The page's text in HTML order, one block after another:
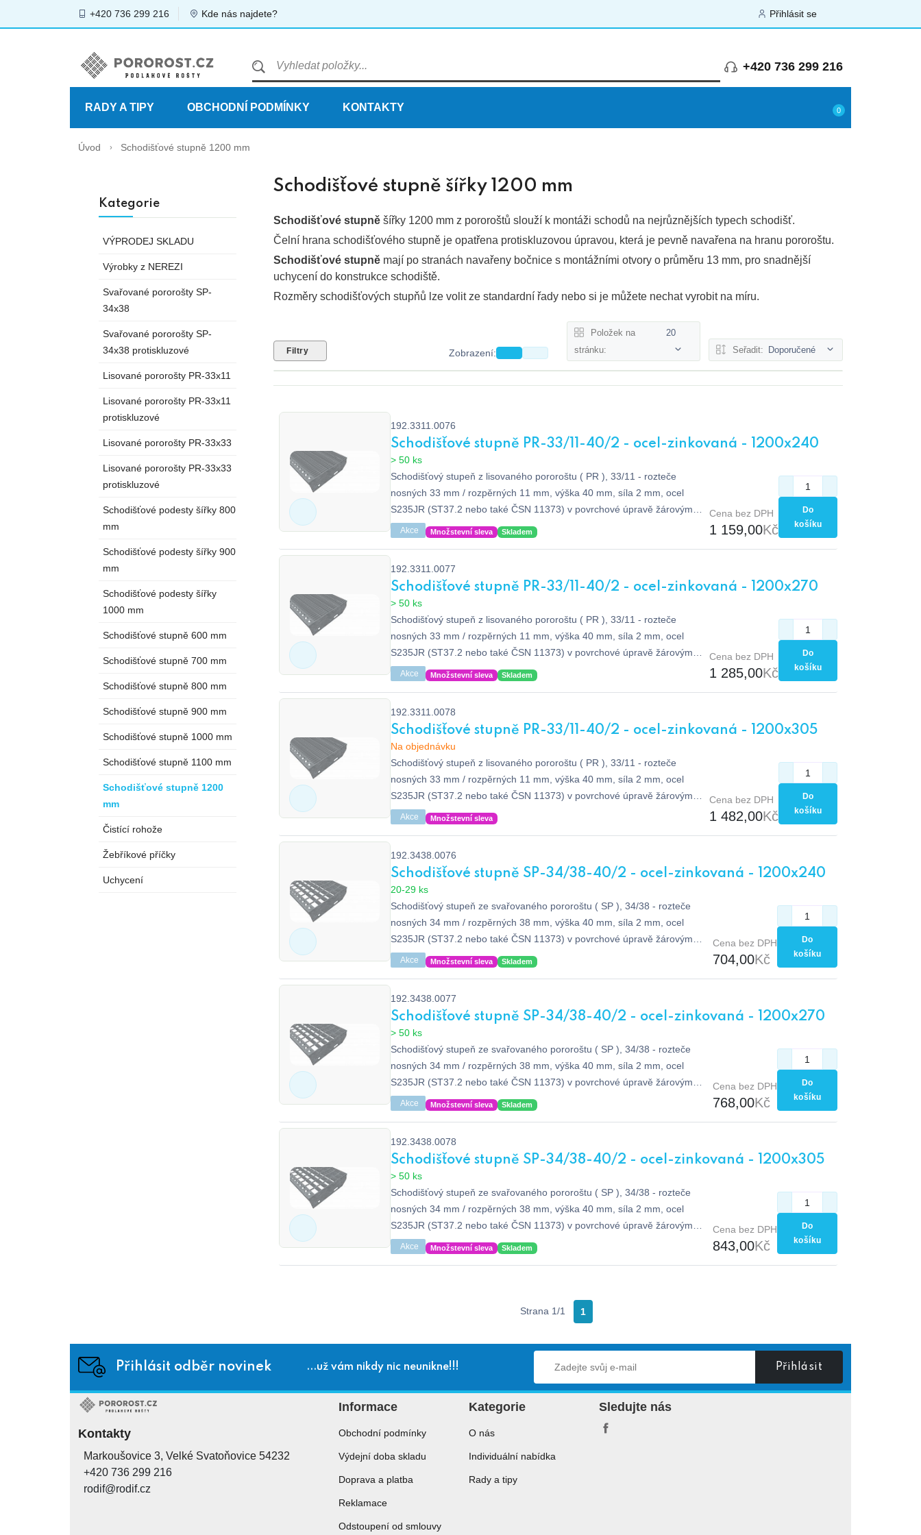
+420 736 299 216 Kde nás najdete? Přihlásit se
+420 736 299 216
RADY A TIPY OBCHODNÍ PODMÍNKY KONTAKTY 0
Úvod Schodišťové stupně 1200 mm
Schodišťové stupně šířky 1200 mm
Schodišťové stupně šířky 1200 mm z pororoštů slouží k montáži schodů na nejrůznějších typech schodišť.
Čelní hrana schodišťového stupně je opatřena protiskluzovou úpravou, která je pevně navařena na hranu pororoštu.
Schodišťové stupně mají po stranách navařeny bočnice s montážními otvory o průměru 13 mm, pro snadnější
uchycení do konstrukce schodiště.
Rozměry schodišťových stupňů lze volit ze standardní řady nebo si je můžete nechat vyrobit na míru.
Filtry Zobrazení:
Položek na
stránku:
20
Seřadit:
Doporučené
192.3311.0076
Schodišťové stupně PR-33/11-40/2 - ocel-zinkovaná - 1200x240
> 50 ks
Schodišťový stupeň z lisovaného pororoštu ( PR ), 33/11 - rozteče
nosných 33 mm / rozpěrných 11 mm, výška 40 mm, síla 2 mm, ocel
S235JR (ST37.2 nebo také ČSN 11373) v povrchové úpravě žárovým
zinkováním dle EN ISO 1461, bez protiskluzu.
Akce Množstevní sleva Skladem
Cena bez DPH
1 159,00Kč
Do
košíku
192.3311.0077
Schodišťové stupně PR-33/11-40/2 - ocel-zinkovaná - 1200x270
> 50 ks
Schodišťový stupeň z lisovaného pororoštu ( PR ), 33/11 - rozteče
nosných 33 mm / rozpěrných 11 mm, výška 40 mm, síla 2 mm, ocel
S235JR (ST37.2 nebo také ČSN 11373) v povrchové úpravě žárovým
zinkováním dle EN ISO 1461, bez protiskluzu.
Akce Množstevní sleva Skladem
Cena bez DPH
1 285,00Kč
Do
košíku
192.3311.0078
Schodišťové stupně PR-33/11-40/2 - ocel-zinkovaná - 1200x305
Na objednávku
Schodišťový stupeň z lisovaného pororoštu ( PR ), 33/11 - rozteče
nosných 33 mm / rozpěrných 11 mm, výška 40 mm, síla 2 mm, ocel
S235JR (ST37.2 nebo také ČSN 11373) v povrchové úpravě žárovým
zinkováním dle EN ISO 1461, bez protiskluzu.
Akce Množstevní sleva
Cena bez DPH
1 482,00Kč
Do
košíku
192.3438.0076
Schodišťové stupně SP-34/38-40/2 - ocel-zinkovaná - 1200x240
20-29 ks
Schodišťový stupeň ze svařovaného pororoštu ( SP ), 34/38 - rozteče
nosných 34 mm / rozpěrných 38 mm, výška 40 mm, síla 2 mm, ocel
S235JR (ST37.2 nebo také ČSN 11373) v povrchové úpravě žárovým
zinkováním dle EN ISO 1461, bez protiskluzu.
Akce Množstevní sleva Skladem
Cena bez DPH
704,00Kč
Do
košíku
192.3438.0077
Schodišťové stupně SP-34/38-40/2 - ocel-zinkovaná - 1200x270
> 50 ks
Schodišťový stupeň ze svařovaného pororoštu ( SP ), 34/38 - rozteče
nosných 34 mm / rozpěrných 38 mm, výška 40 mm, síla 2 mm, ocel
S235JR (ST37.2 nebo také ČSN 11373) v povrchové úpravě žárovým
zinkováním dle EN ISO 1461, bez protiskluzu.
Akce Množstevní sleva Skladem
Cena bez DPH
768,00Kč
Do
košíku
192.3438.0078
Schodišťové stupně SP-34/38-40/2 - ocel-zinkovaná - 1200x305
> 50 ks
Schodišťový stupeň ze svařovaného pororoštu ( SP ), 34/38 - rozteče
nosných 34 mm / rozpěrných 38 mm, výška 40 mm, síla 2 mm, ocel
S235JR (ST37.2 nebo také ČSN 11373) v povrchové úpravě žárovým
zinkováním dle EN ISO 1461, bez protiskluzu.
Akce Množstevní sleva Skladem
Cena bez DPH
843,00Kč
Do
košíku
Strana 1/1 1
Kategorie
VÝPRODEJ SKLADU
Výrobky z NEREZI
Svařované pororošty SP-
34x38
Svařované pororošty SP-
34x38 protiskluzové
Lisované pororošty PR-33x11
Lisované pororošty PR-33x11
protiskluzové
Lisované pororošty PR-33x33
Lisované pororošty PR-33x33
protiskluzové
Schodišťové podesty šířky 800
mm
Schodišťové podesty šířky 900
mm
Schodišťové podesty šířky
1000 mm
Schodišťové stupně 600 mm
Schodišťové stupně 700 mm
Schodišťové stupně 800 mm
Schodišťové stupně 900 mm
Schodišťové stupně 1000 mm
Schodišťové stupně 1100 mm
Schodišťové stupně 1200
mm
Čistící rohože
Žebříkové příčky
Uchycení
Přihlásit odběr novinek ...už vám nikdy nic neunikne!!! Přihlásit
Kontakty
Markoušovice 3, Velké Svatoňovice 54232
+420 736 299 216
rodif@rodif.cz
Informace
Obchodní podmínky
Výdejní doba skladu
Doprava a platba
Reklamace
Odstoupení od smlouvy
Kategorie
O nás
Individuální nabídka
Rady a tipy
Sledujte nás